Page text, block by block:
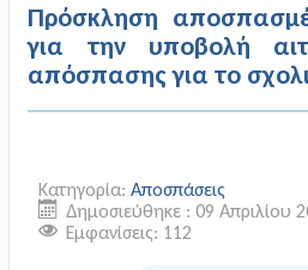
Πρόσκληση
για την υποβολή
απόσπασης για το
Κατηγορία:Αποσπάσεις
Δημοσιεύθηκε : 09 Απριλίου
Εμφανίσεις: 112